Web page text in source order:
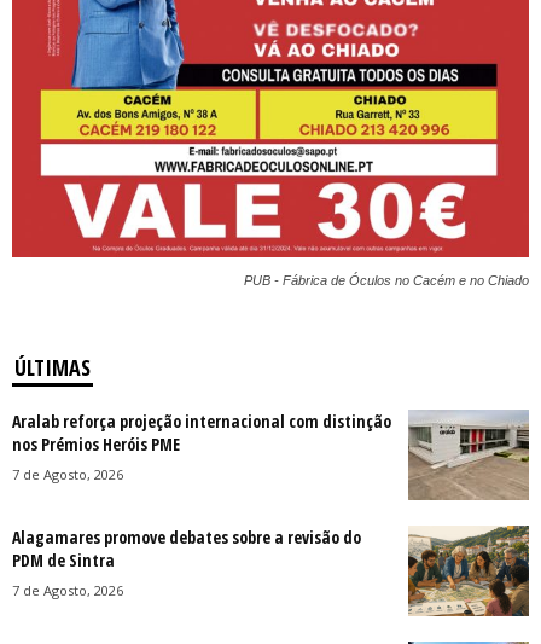
PUB - Fábrica de Óculos no Cacém e no Chiado
ÚLTIMAS
Aralab reforça projeção internacional com distinção
nos Prémios Heróis PME
7 de Agosto, 2026
Alagamares promove debates sobre a revisão do
PDM de Sintra
7 de Agosto, 2026